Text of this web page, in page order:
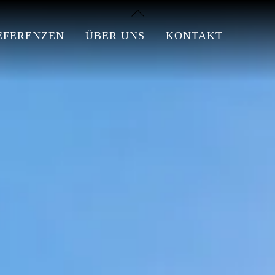
ÜBER UNS KONTAKT
Back
To